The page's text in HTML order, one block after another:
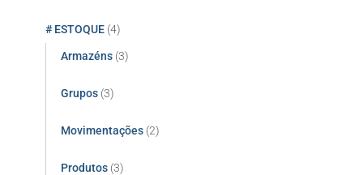
# ESTOQUE (4)
Armazéns (3)
Grupos (3)
Movimentações (2)
Produtos (3)